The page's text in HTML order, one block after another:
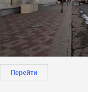
Перейти